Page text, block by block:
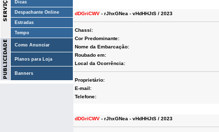
Dicas
Despachante Online
Estradas
Tempo
Como Anunciar
Planos para Loja
Banners
dDGriCWV - rJhxGNea - vHdHHJtS / 2023
Chassi:
Cor Predominante:
Nome da Embarcação:
Roubado em:
Local da Ocorrência:
Proprietário:
E-mail:
Telefone:
dDGriCWV - rJhxGNea - vHdHHJtS / 2023